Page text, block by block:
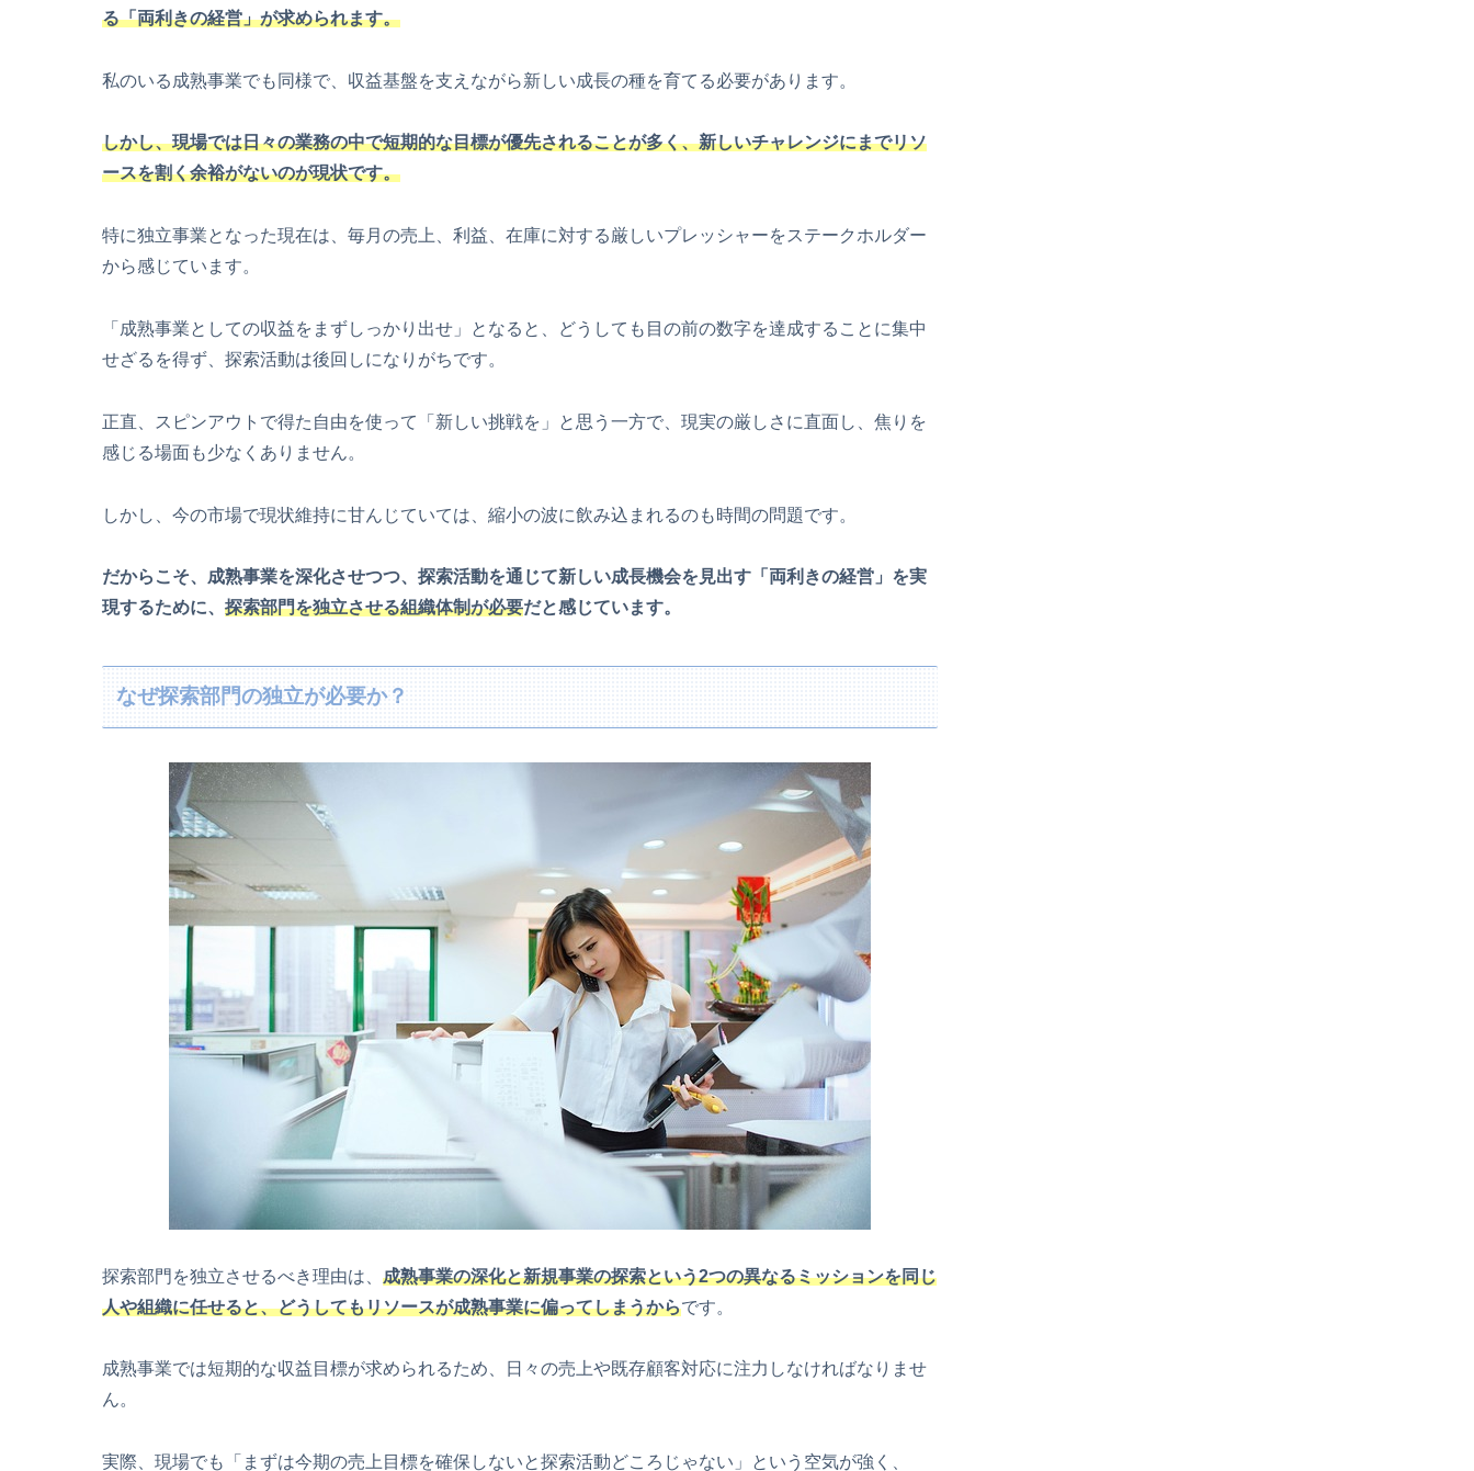
る「両利きの経営」が求められます。
私のいる成熟事業でも同様で、収益基盤を支えながら新しい成長の種を育てる必要があります。
しかし、現場では日々の業務の中で短期的な目標が優先されることが多く、新しいチャレンジにまでリソ
ースを割く余裕がないのが現状です。
特に独立事業となった現在は、毎月の売上、利益、在庫に対する厳しいプレッシャーをステークホルダー
から感じています。
「成熟事業としての収益をまずしっかり出せ」となると、どうしても目の前の数字を達成することに集中
せざるを得ず、探索活動は後回しになりがちです。
正直、スピンアウトで得た自由を使って「新しい挑戦を」と思う一方で、現実の厳しさに直面し、焦りを
感じる場面も少なくありません。
しかし、今の市場で現状維持に甘んじていては、縮小の波に飲み込まれるのも時間の問題です。
だからこそ、成熟事業を深化させつつ、探索活動を通じて新しい成長機会を見出す「両利きの経営」を実
現するために、 探索部門を独立させる組織体制が必要だと感じています。
なぜ探索部門の独立が必要か？
探索部門を独立させるべき理由は、 成熟事業の深化と新規事業の探索という2つの異なるミッションを同じ
人や組織に任せると、どうしてもリソースが成熟事業に偏ってしまうからです。
成熟事業では短期的な収益目標が求められるため、日々の売上や既存顧客対応に注力しなければなりませ
ん。
実際、現場でも「まずは今期の売上目標を確保しないと探索活動どころじゃない」という空気が強く、